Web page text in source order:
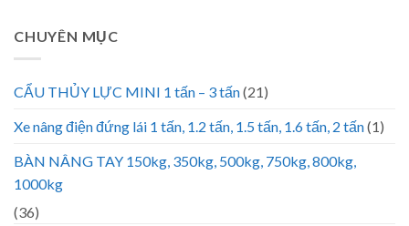
CHUYÊN MỤC
CẨU THỦY LỰC MINI 1 tấn – 3 tấn(21)
Xe nâng điện đứng lái 1 tấn, 1.2 tấn, 1.5 tấn, 1.6 tấn, 2 tấn(1)
BÀN NÂNG TAY 150kg, 350kg, 500kg, 750kg, 800kg,
1000kg
(36)